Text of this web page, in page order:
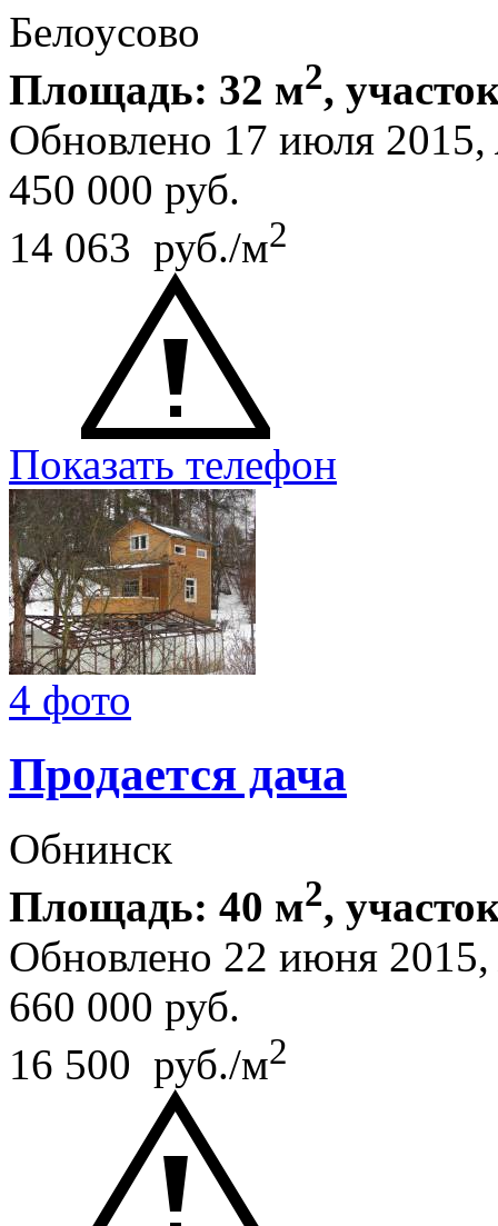
Белоусово
Площадь: 32 м2,
Обновлено 17 июля 2015,
450 000 руб.
14 063 руб./м2
Показать телефон
4 фото
Продается дача
Обнинск
Площадь: 40 м2,
Обновлено 22 июня
660 000 руб.
16 500 руб./м2